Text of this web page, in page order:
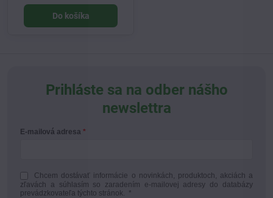
Do košíka
Prihláste sa na odber nášho
newslettra
E-mailová adresa
Chcem dostávať informácie o novinkách, produktoch, akciách a
zľavách a súhlasím so zaradením e-mailovej adresy do databázy
prevádzkovateľa týchto stránok.
*